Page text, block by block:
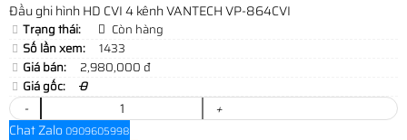
Đầu ghi hình HD CVI 4 kênh VANTECH VP-864CVI
Trạng thái:
Còn hàng
Số lần xem:
1433
Giá bán:
2,980,000 đ
Giá gốc:
0
-
+
Chat Zalo 0909605998